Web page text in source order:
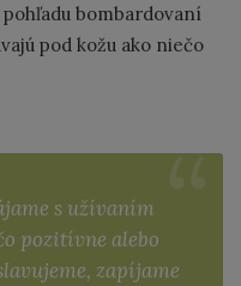
bombardovaní
pod kožu ako niečo
s užívaním
pozitívne alebo
zapíjame